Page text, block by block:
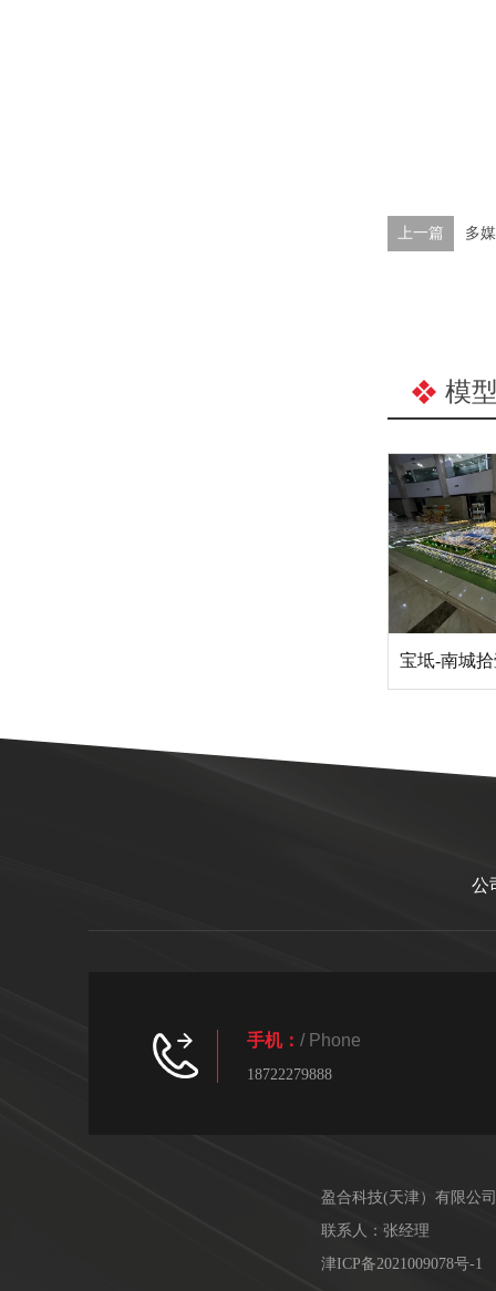
上一篇 多
模
宝坻-南城
公
手机： / Phone
18722279888
盈合科技(天津）有限公司
联系人：张经理
津ICP备2021009078号-1